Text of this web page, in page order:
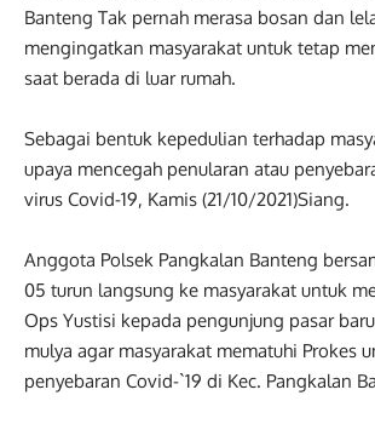
Banteng Tak pernah merasa bosan dan
mengingatkan masyarakat untuk tetap
saat berada di luar rumah.
Sebagai bentuk kepedulian terhadap
upaya mencegah penularan atau
virus Covid-19, Kamis (21/10/2021)Siang.
Anggota Polsek Pangkalan Banteng
05 turun langsung ke masyarakat untuk
Ops Yustisi kepada pengunjung pasar
mulya agar masyarakat mematuhi Prokes
penyebaran Covid-`19 di Kec. Pangkalan